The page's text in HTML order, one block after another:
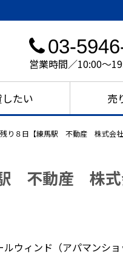
03-
営業時間／10:00～
たい 売
り８日【練馬駅 不動産 株式会社
不動産 株式
ウィンド（アパマンショ